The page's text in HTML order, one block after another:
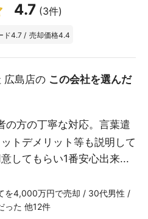
4.7 (3件)
ド4.7 / 売却価格4.4
広島店の この会社を選んだ
の方の丁寧な対応。言葉遣
トデメリット等も説明して
してもらい1番安心出来...
を4,000万円で売却 / 30代男性 /
った 他12件